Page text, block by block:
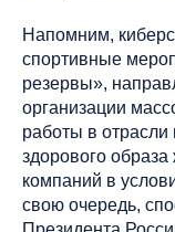
Напомним,
спортивные
резервы»,
организации
работы в отрасли
здорового
компаний в
свою очередь,